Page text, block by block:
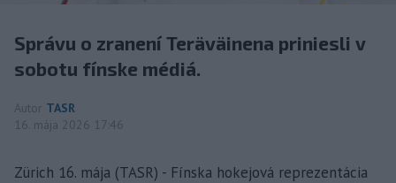
Správu o zranení Teräväinena priniesli v
sobotu fínske médiá.
Autor TASR
16. mája 2026 17:46
Zürich 16. mája (TASR) - Fínska hokejová reprezentácia